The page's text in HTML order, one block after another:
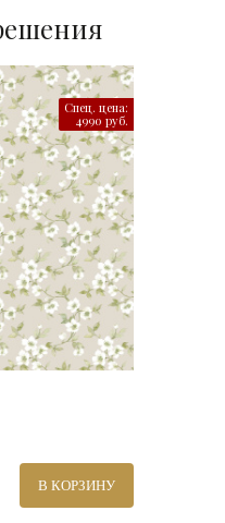
Спец. цена:
4990 руб.
В КОРЗИНУ